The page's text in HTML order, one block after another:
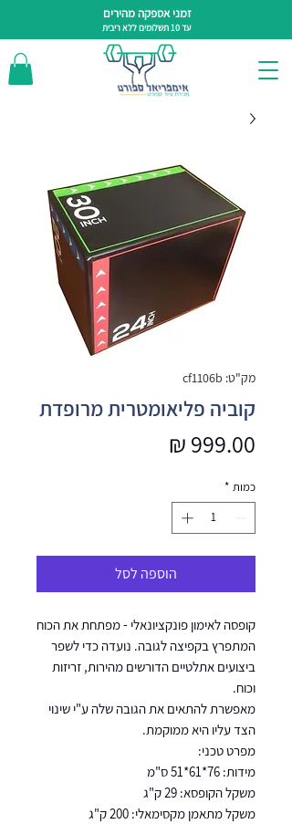
זמני אספקה מהירים
עד 10 תשלומים ללא ריבית
מק"ט: cf1106b
קוביה פליאומטרית מרופדת
כמות *
הוספה לסל
קופסה לאימון פונקציונאלי - מפתחת את הכוח
המתפרץ בקפיצה לגובה. נועדה כדי לשפר
ביצועים אתלטיים הדורשים מהירות, זריזות
וכוח.
מאפשרת להתאים את הגובה שלה ע"י שינוי
הצד עליו היא ממוקמת.
מפרט טכני:
מידות: 76*61*51 ס"מ
משקל הקופסא: 29 ק"ג
משקל מתאמן מקסימאלי: 200 ק"ג